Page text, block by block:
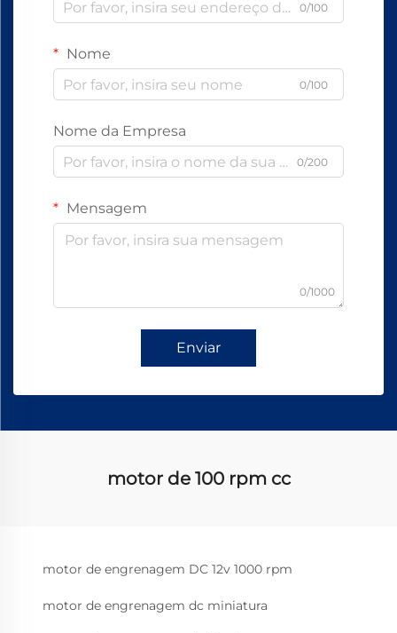
0/100
Nome
0/100
Nome da Empresa
0/200
Mensagem
0/1000
Enviar
motor de 100 rpm cc
motor de engrenagem DC 12v 1000 rpm
motor de engrenagem dc miniatura